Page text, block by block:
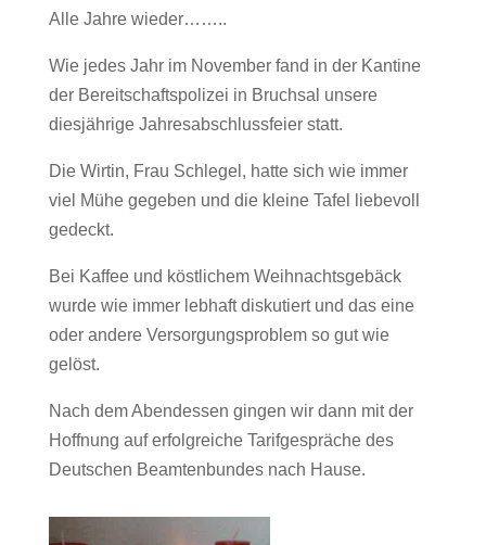
Alle Jahre wieder……..
Wie jedes Jahr im November fand in der Kantine
der Bereitschaftspolizei in Bruchsal unsere
diesjährige Jahresabschlussfeier statt.
Die Wirtin, Frau Schlegel, hatte sich wie immer
viel Mühe gegeben und die kleine Tafel liebevoll
gedeckt.
Bei Kaffee und köstlichem Weihnachtsgebäck
wurde wie immer lebhaft diskutiert und das eine
oder andere Versorgungsproblem so gut wie
gelöst.
Nach dem Abendessen gingen wir dann mit der
Hoffnung auf erfolgreiche Tarifgespräche des
Deutschen Beamtenbundes nach Hause.